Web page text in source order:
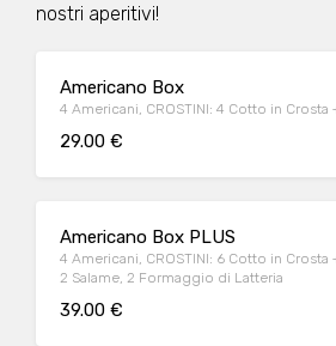
nostri aperitivi!
Americano Box
4 Americani, CROSTINI: 4 Cotto in Crosta
29.00 €
Americano Box PLUS
4 Americani, CROSTINI: 6 Cotto in Crosta
2 Salame, 2 Formaggio di Latteria
39.00 €